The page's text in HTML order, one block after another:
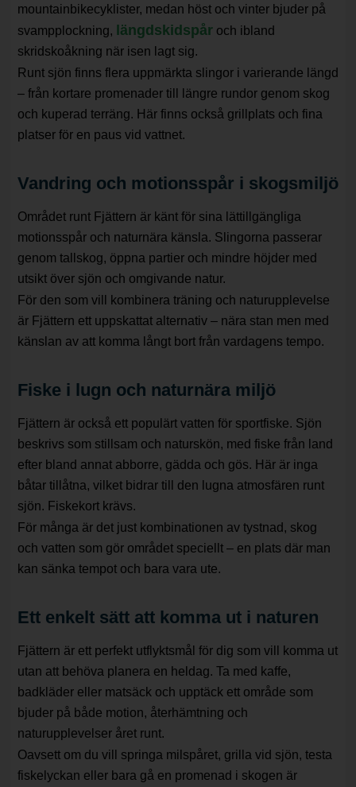
mountainbikecyklister, medan höst och vinter bjuder på
svampplockning,
längdskidspåroch ibland
skridskoåkning när isen lagt sig.
Runt sjön finns flera uppmärkta slingor i varierande längd
– från kortare promenader till längre rundor genom skog
och kuperad terräng. Här finns också grillplats och fina
platser för en paus vid vattnet.
Vandring och motionsspår i skogsmiljö
Området runt Fjättern är känt för sina lättillgängliga
motionsspår och naturnära känsla. Slingorna passerar
genom tallskog, öppna partier och mindre höjder med
utsikt över sjön och omgivande natur.
För den som vill kombinera träning och naturupplevelse
är Fjättern ett uppskattat alternativ – nära stan men med
känslan av att komma långt bort från vardagens tempo.
Fiske i lugn och naturnära miljö
Fjättern är också ett populärt vatten för sportfiske. Sjön
beskrivs som stillsam och naturskön, med fiske från land
efter bland annat abborre, gädda och gös. Här är inga
båtar tillåtna, vilket bidrar till den lugna atmosfären runt
sjön. Fiskekort krävs.
För många är det just kombinationen av tystnad, skog
och vatten som gör området speciellt – en plats där man
kan sänka tempot och bara vara ute.
Ett enkelt sätt att komma ut i naturen
Fjättern är ett perfekt utflyktsmål för dig som vill komma ut
utan att behöva planera en heldag. Ta med kaffe,
badkläder eller matsäck och upptäck ett område som
bjuder på både motion, återhämtning och
naturupplevelser året runt.
Oavsett om du vill springa milspåret, grilla vid sjön, testa
fiskelyckan eller bara gå en promenad i skogen är